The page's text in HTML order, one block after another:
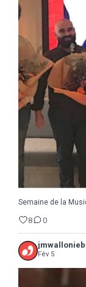
Semaine
Semaine de la
8 0
Fév 5